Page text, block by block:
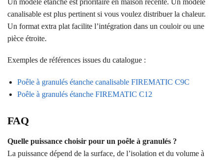
Un modèle étanche est prioritaire en maison récente. Un modèle
canalisable est plus pertinent si vous voulez distribuer la chaleur.
Un format extra plat facilite l’intégration dans un couloir ou une
pièce étroite.
Exemples de références issues du catalogue :
Poêle à granulés étanche canalisable FIREMATIC C9C
Poêle à granulés étanche FIREMATIC C12
FAQ
Quelle puissance choisir pour un poêle à granulés ?
La puissance dépend de la surface, de l’isolation et du volume à